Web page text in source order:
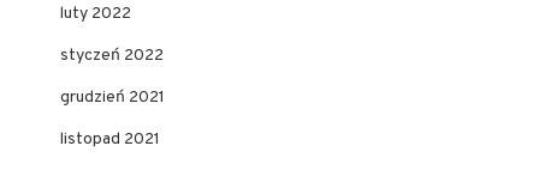
luty 2022
styczeń 2022
grudzień 2021
listopad 2021